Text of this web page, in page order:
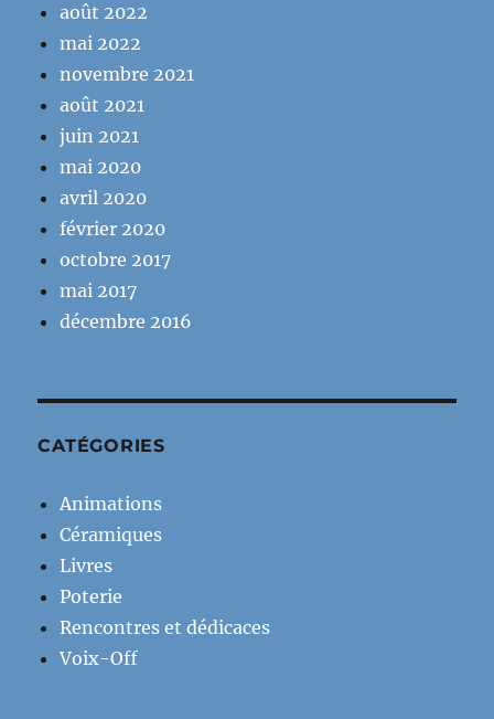
août 2022
mai 2022
novembre 2021
août 2021
juin 2021
mai 2020
avril 2020
février 2020
octobre 2017
mai 2017
décembre 2016
CATÉGORIES
Animations
Céramiques
Livres
Poterie
Rencontres et dédicaces
Voix-Off